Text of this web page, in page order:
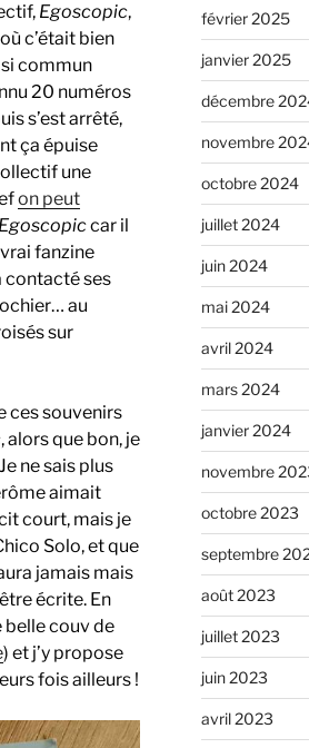
Egoscopic,
c’était bien
commun
20 numéros
s’est arrêté,
ça épuise
une
on peut
Egoscopiccar il
fanzine
contacté ses
au
sur
ces souvenirs
, alors que bon, je
ne sais plus
aimait
court, mais je
Solo, et que
jamais mais
écrite. En
belle couv de
) et j’y propose
fois ailleurs !
février 2025
janvier 2025
décembre
novembre
octobre 2024
juillet 2024
juin 2024
mai 2024
avril 2024
mars 2024
janvier 2024
novembre
octobre 2023
septembre
août 2023
juillet 2023
juin 2023
avril 2023